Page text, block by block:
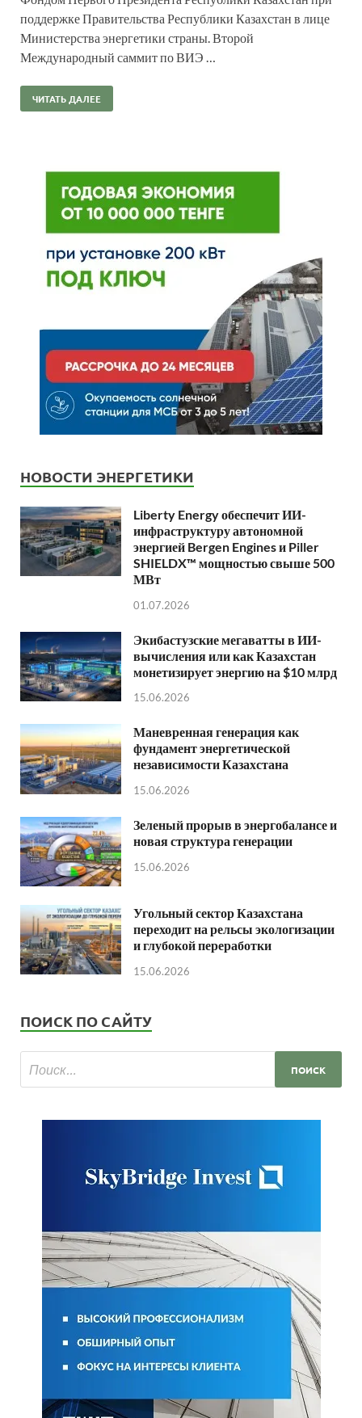
поддержке Правительства Республики Казахстан в лице
Министерства энергетики страны. Второй
Международный саммит по ВИЭ …
ЧИТАТЬ ДАЛЕЕ
НОВОСТИ ЭНЕРГЕТИКИ
Liberty Energy обеспечит ИИ-
инфраструктуру автономной
энергией Bergen Engines и Piller
SHIELDX™ мощностью свыше 500
МВт
01.07.2026
Экибастузские мегаватты в ИИ-
вычисления или как Казахстан
монетизирует энергию на $10 млрд
15.06.2026
Маневренная генерация как
фундамент энергетической
независимости Казахстана
15.06.2026
Зеленый прорыв в энергобалансе и
новая структура генерации
15.06.2026
Угольный сектор Казахстана
переходит на рельсы экологизации
и глубокой переработки
15.06.2026
ПОИСК ПО САЙТУ